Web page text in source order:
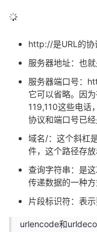
播
活
的
注
程
认
的
验
我
收
支
声
议
http://是URL的协
服务器地址：也
服务器端口号：
它可以省略。因
119,110这些电话
协议和端口号已经
域名/：这个斜杠
件，这个路径存
查询字符串：是
传递数据的一种
片段标识符：表
urlencode和